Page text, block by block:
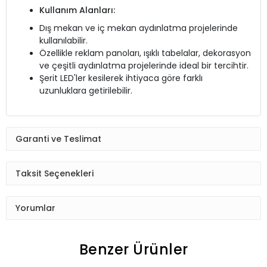
Kullanım Alanları:
Dış mekan ve iç mekan aydınlatma projelerinde
kullanılabilir.
Özellikle reklam panoları, ışıklı tabelalar, dekorasyon
ve çeşitli aydınlatma projelerinde ideal bir tercihtir.
Şerit LED'ler kesilerek ihtiyaca göre farklı
uzunluklara getirilebilir.
Garanti ve Teslimat
Taksit Seçenekleri
Yorumlar
Benzer Ürünler